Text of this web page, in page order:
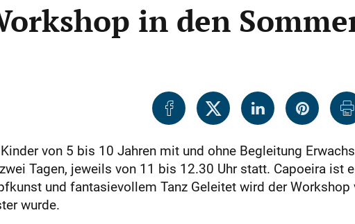
in den
von 5 bis 10 Jahren mit und ohne Begleitung
Tagen, jeweils von 11 bis 12.30 Uhr statt. Capoeira
und fantasievollem Tanz Geleitet wird der
wurde.